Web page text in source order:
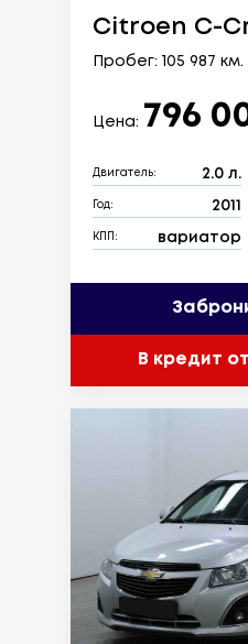
Citroen C-
Пробег: 105 987 км.
Цена: 796
Двигатель: 2.0 л.
Год: 2011
КПП: вариатор
В кредит